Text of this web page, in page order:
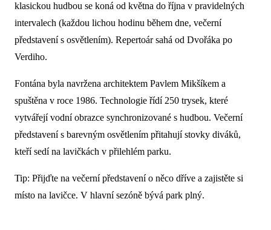
klasickou hudbou se koná od května do října v pravidelných
intervalech (každou lichou hodinu během dne, večerní
představení s osvětlením). Repertoár sahá od Dvořáka po
Verdiho.
Fontána byla navržena architektem Pavlem Mikšíkem a
spuštěna v roce 1986. Technologie řídí 250 trysek, které
vytvářejí vodní obrazce synchronizované s hudbou. Večerní
představení s barevným osvětlením přitahují stovky diváků,
kteří sedí na lavičkách v přilehlém parku.
Tip: Přijďte na večerní představení o něco dříve a zajistěte si
místo na lavičce. V hlavní sezóně bývá park plný.